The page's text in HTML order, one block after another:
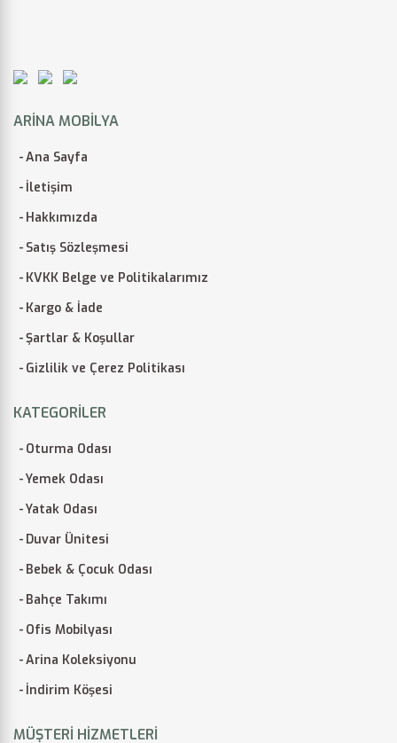
ARINA MOBILYA
Ana Sayfa
İletişim
Hakkımızda
Satış Sözleşmesi
KVKK Belge ve Politikalarımız
Kargo & İade
Şartlar & Koşullar
Gizlilik ve Çerez Politikası
KATEGORILER
Oturma Odası
Yemek Odası
Yatak Odası
Duvar Ünitesi
Bebek & Çocuk Odası
Bahçe Takımı
Ofis Mobilyası
Arina Koleksiyonu
İndirim Köşesi
MÜŞTERI HIZMETLERI